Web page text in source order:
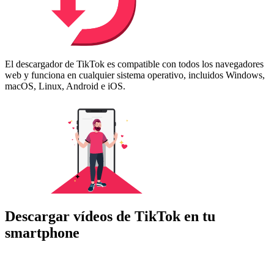
El descargador de TikTok es compatible con todos los navegadores
web y funciona en cualquier sistema operativo, incluidos Windows,
macOS, Linux, Android e iOS.
Descargar vídeos de TikTok en tu
smartphone